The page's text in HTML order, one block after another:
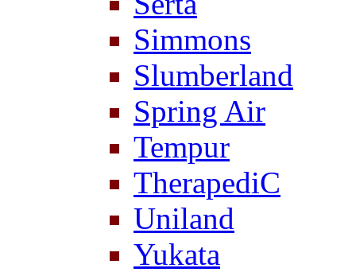
Simmons
Slumberland
Spring Air
Tempur
TherapediC
Uniland
Yukata